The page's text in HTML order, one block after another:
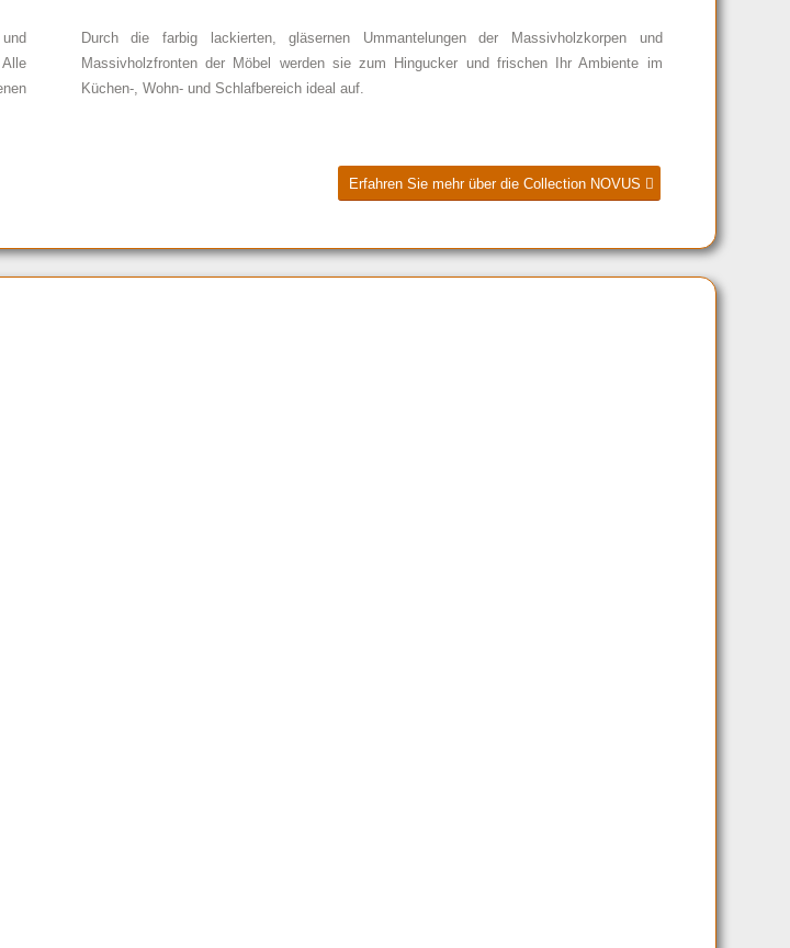
Durch die farbig lackierten, gläsernen Ummantelungen der Massivholzkorpen und
Massivholzfronten der Möbel werden sie zum Hingucker und frischen Ihr Ambiente im
Küchen-, Wohn- und Schlafbereich ideal auf.
Erfahren Sie mehr über die Collection NOVUS